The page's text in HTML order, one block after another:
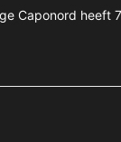
Caponord heeft